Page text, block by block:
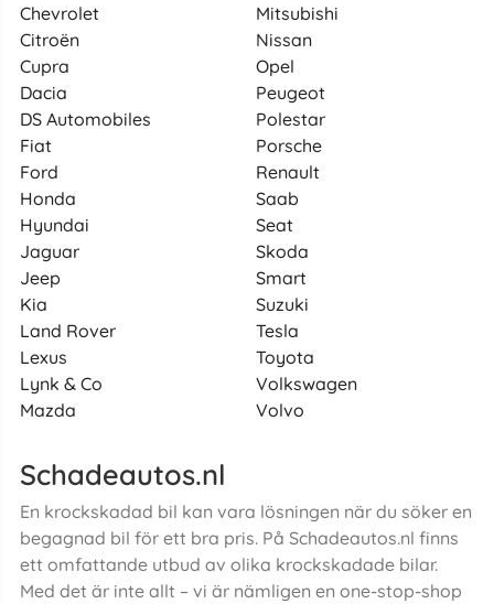
Chevrolet
Citroën
Cupra
Dacia
DS Automobiles
Fiat
Ford
Honda
Hyundai
Jaguar
Jeep
Kia
Land Rover
Lexus
Lynk & Co
Mazda
Mitsubishi
Nissan
Opel
Peugeot
Polestar
Porsche
Renault
Saab
Seat
Skoda
Smart
Suzuki
Tesla
Toyota
Volkswagen
Volvo
Schadeautos.nl
En krockskadad bil kan vara lösningen när du söker en
begagnad bil för ett bra pris. På Schadeautos.nl finns
ett omfattande utbud av olika krockskadade bilar.
Med det är inte allt – vi är nämligen en one-stop-shop